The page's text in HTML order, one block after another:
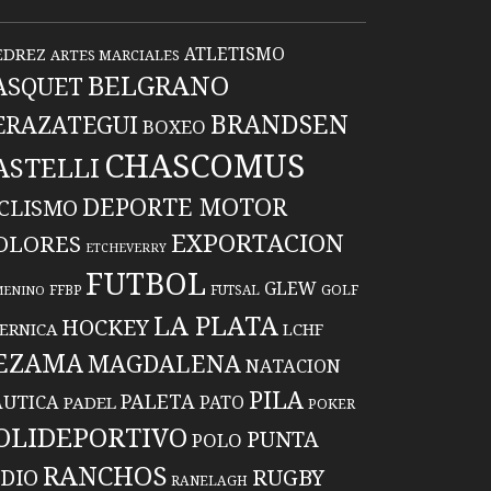
ARTES MARCIALES ATLETISMO
BELGRANO
BOXEO BRANDSEN
CHASCOMUS
DEPORTE MOTOR
ETCHEVERRY EXPORTACION
FFBP FUTBOL FUTSAL GLEW GOLF
HOCKEYLA PLATA LCHF
MAGDALENANATACION
PADEL PALETAPATO PILA POKER
POLO PUNTA
RANCHOS RANELAGH RUGBY